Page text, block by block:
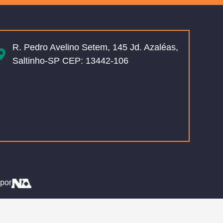
R. Pedro Avelino Setem, 145 Jd. Azaléas,
Saltinho-SP CEP: 13442-106